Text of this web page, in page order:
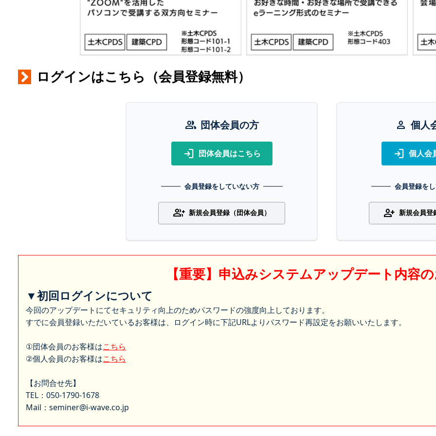
ログインはこちら（会員登録無料）
group 団体会員の方
login 団体会員はこちら
会員登録をしていない方
group_add 新規会員登録（団体会員）
person 個人
login 個人会
会員登録を
person_add 新規会員登
【重要】申込みシステムアップデート内容
▼初回ログインについて
今回のアップデートにてセキュリティ向上のためパスワードの強度向上しております。
すでに会員登録いただいているお客様は、ログイン時に下記URLよりパスワード再設定をお願いいたします。
①団体会員のお客様はこちら
②個人会員のお客様はこちら
【お問合せ先】
TEL：050-1790-1678
Mail：seminer@i-wave.co.jp